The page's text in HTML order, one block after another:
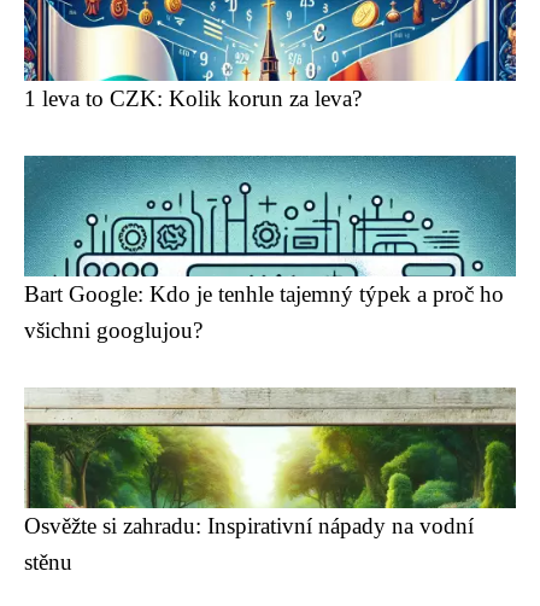
1 leva to CZK: Kolik korun za leva?
Bart Google: Kdo je tenhle tajemný týpek a proč ho
všichni googlujou?
Osvěžte si zahradu: Inspirativní nápady na vodní
stěnu